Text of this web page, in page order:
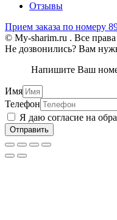
Отзывы
Прием заказа по номеру
© My-sharim.ru . Все
Не дозвонились? Вам
Напишите Ваш
Имя
Телефон
Я даю согласие на
Отправить